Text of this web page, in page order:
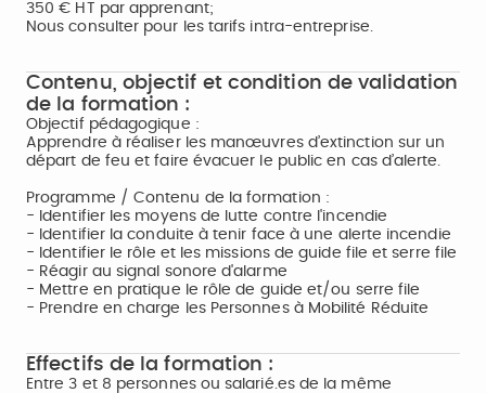
350 € HT par apprenant;
Nous consulter pour les tarifs intra-entreprise.
Contenu, objectif et condition de validation
de la formation :
Objectif pédagogique :
Apprendre à réaliser les manœuvres d’extinction sur un
départ de feu et faire évacuer le public en cas d’alerte.
Programme / Contenu de la formation :
- Identifier les moyens de lutte contre l'incendie
- Identifier la conduite à tenir face à une alerte incendie
- Identifier le rôle et les missions de guide file et serre file
- Réagir au signal sonore d'alarme
- Mettre en pratique le rôle de guide et/ou serre file
- Prendre en charge les Personnes à Mobilité Réduite
Effectifs de la formation :
Entre 3 et 8 personnes ou salarié.es de la même